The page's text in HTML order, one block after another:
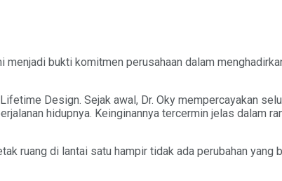
bukti komitmen perusahaan dalam
Design. Sejak awal, Dr. Oky mempercayakan
hidupnya. Keinginannya tercermin jelas dalam
ruang di lantai satu hampir tidak ada perubahan yang